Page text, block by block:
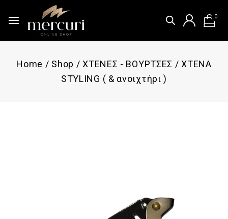
0
Home / Shop / ΧΤΕΝΕΣ - ΒΟΥΡΤΣΕΣ / ΧΤΕΝΑ
STYLING ( & ανοιχτήρι )